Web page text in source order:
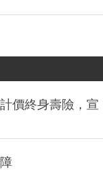
價終身壽險，宣